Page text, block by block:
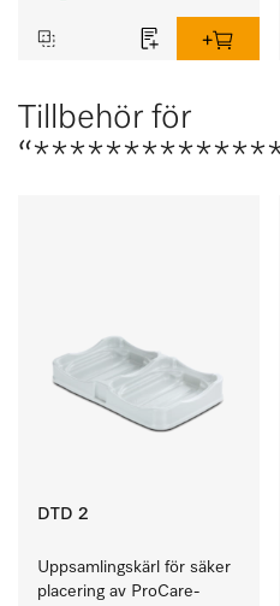
Tillbehör för
DTD 2
Uppsamlingskärl för säker
placering av ProCare-